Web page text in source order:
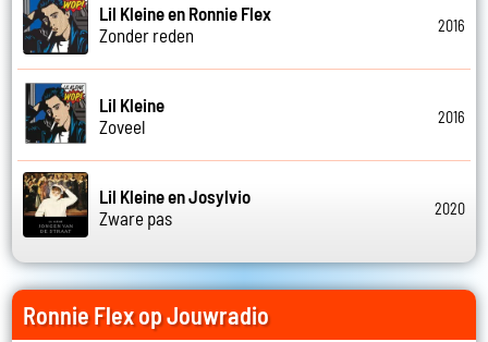
Lil Kleine en Ronnie Flex
Zonder reden
2016
Lil Kleine
Zoveel
2016
Lil Kleine en Josylvio
Zware pas
2020
Ronnie Flex op Jouwradio